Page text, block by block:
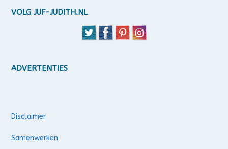
VOLG JUF-JUDITH.NL
ADVERTENTIES
Disclaimer
Samenwerken